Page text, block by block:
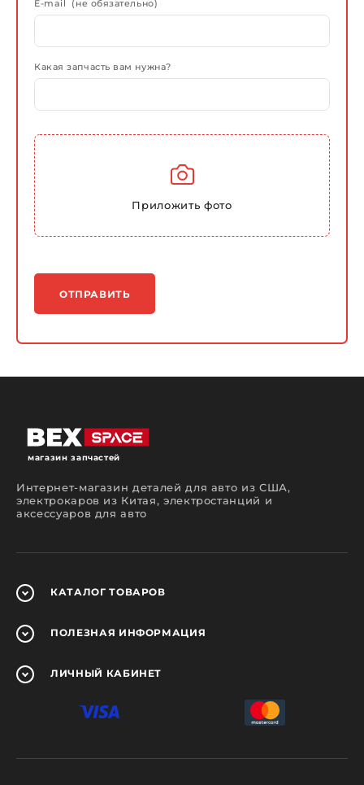
E-mail (не обязательно)
Какая запчасть вам нужна?
Приложить фото
ОТПРАВИТЬ
магазин запчастей
Интернет-магазин деталей для авто из США,
электрокаров из Китая, электростанций и
аксессуаров для авто
КАТАЛОГ ТОВАРОВ
ПОЛЕЗНАЯ ИНФОРМАЦИЯ
ЛИЧНЫЙ КАБИНЕТ